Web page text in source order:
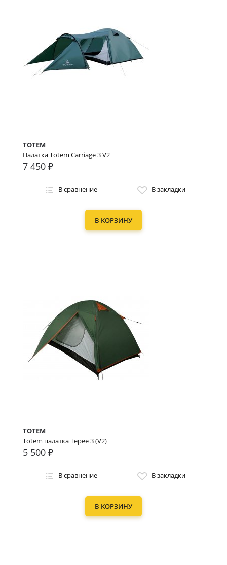
TOTEM
Палатка Totem Carriage 3 V2
7 450 ₽
В сравнение В закладки
В КОРЗИНУ
TOTEM
Totem палатка Tepee 3 (V2)
5 500 ₽
В сравнение В закладки
В КОРЗИНУ